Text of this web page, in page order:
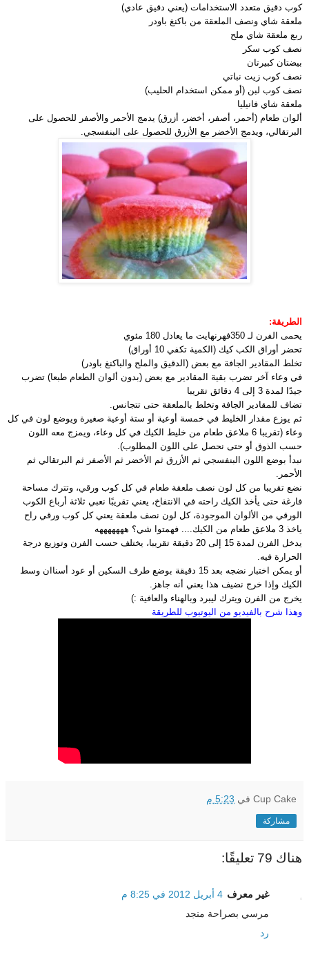
كوب دقيق متعدد الاستخدامات (يعني دقيق عادي)
ملعقة شاي ونصف الملعقة من باكنغ باودر
ربع ملعقة شاي ملح
نصف كوب سكر
بيضتان كبيرتان
نصف كوب زيت نباتي
نصف كوب لبن (أو ممكن استخدام الحليب)
ملعقة شاي فانيليا
ألوان طعام (أحمر، أصفر، أخضر، أزرق) يدمج الأحمر والأصفر للحصول على
البرتقالي، ويدمج الأخضر مع الأزرق للحصول على البنفسجي.
الطريقة:
يحمى الفرن لـ 350فهرنهايت ما يعادل 180 مئوي
تحضر أوراق الكب كيك (الكمية تكفي 10 أوراق)
تخلط المقادير الجافة مع بعض (الدقيق والملح والباكنغ باودر)
في وعاء آخر تضرب بقية المقادير مع بعض (بدون ألوان الطعام طبعا) تضرب
جيدًا لمدة 3 إلى 4 دقائق تقريبا
تضاف للمقادير الجافة وتخلط بالملعقة حتى تتجانس.
ثم يوزع مقدار الخليط في خمسة أوعية أو ستة أوعية صغيرة ويوضع لون في كل
وعاء (تقريبا 6 ملاعق طعام من خليط الكيك في كل وعاء، ويمزج معه اللون
حسب الذوق أو حتى نحصل على اللون المطلوب).
نبدأ بوضع اللون البنفسجي ثم الأزرق ثم الأخضر ثم الأصفر ثم البرتقالي ثم
الأحمر.
نضع تقريبا من كل لون نصف ملعقة طعام في كل كوب ورقي، وتترك مساحة
فارغة حتى يأخذ الكيك راحته في الانتفاخ، يعني تقريبًا نعبي ثلاثة أرباع الكوب
الورقي من الألوان الموجودة، كل لون نصف ملعقة يعني كل كوب ورقي راح
ياخذ 3 ملاعق طعام من الكيك.... فهمتوا شي؟ هههههههه
يدخل الفرن لمدة 15 إلى 20 دقيقة تقريبا، يختلف حسب الفرن وتوزيع درجة
الحرارة فيه.
أو يمكن اختبار نضجه بعد 15 دقيقة بوضع طرف السكين أو عود أسناان وسط
الكيك وإذا خرج نضيف هذا يعني أنه جاهز.
يخرج من الفرن ويترك ليبرد وبالهناء والعافية :)
وهذا شرح بالفيديو من اليوتيوب للطريقة
Cup Cake في 5:23 م
مشاركة
هناك 79 تعليقًا:
غير معرف 4 أبريل 2012 في 8:25 م
مرسي بصراحة منجد
رد